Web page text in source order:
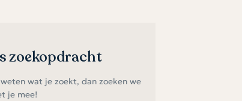
zoekopdracht
wat je zoekt, dan zoeken we
je mee!